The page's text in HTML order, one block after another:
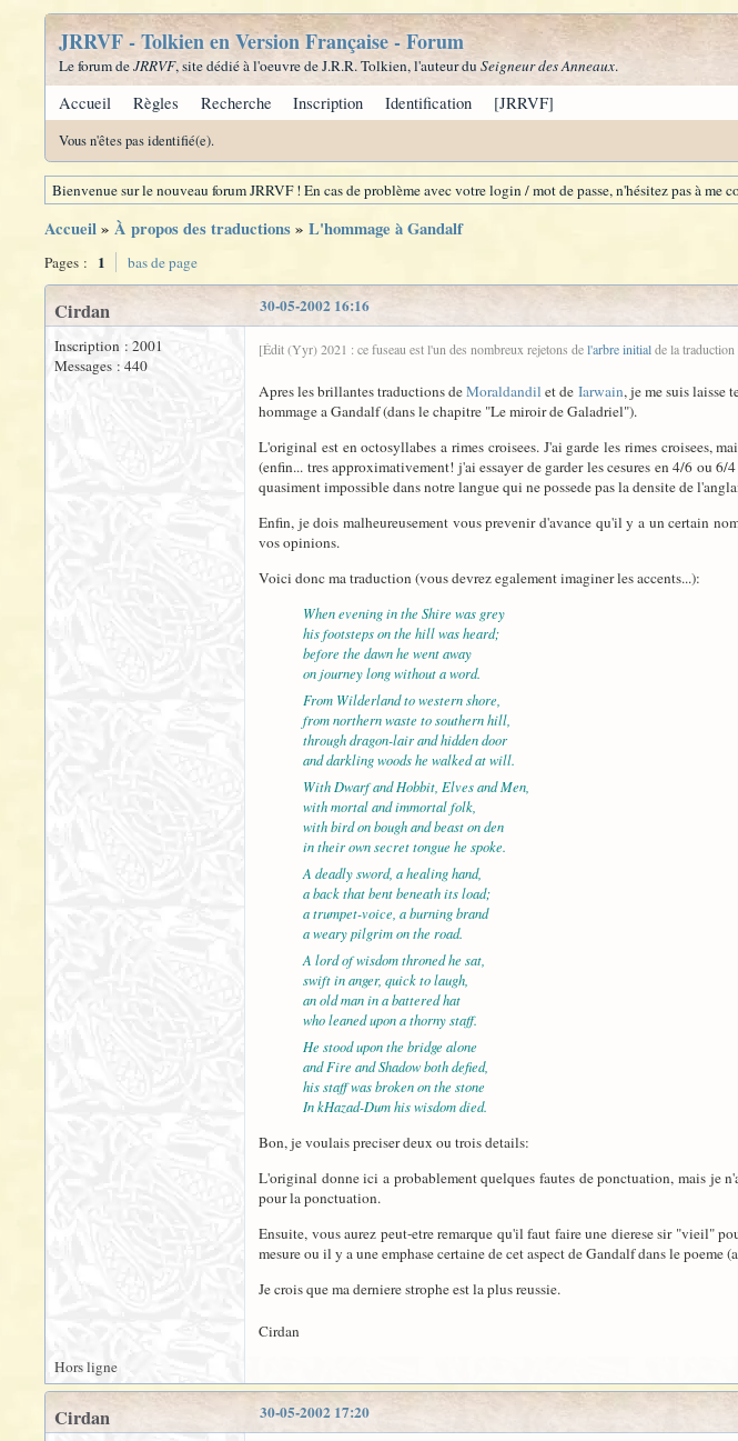
JRRVF - Tolkien en Version Française - Forum
Le forum deJRRVF, site dédié à l'oeuvre de J.R.R. Tolkien, l'auteur du Seigneur des Anneaux.
Accueil Règles Recherche Inscription Identification [JRRVF]
Vous n'êtes pas identifié(e).
Bienvenue sur le nouveau forum JRRVF ! En cas de problème avec votre login / mot de passe, n'hésitez pas à me
Accueil» À propos des traductions» L'hommage à Gandalf
Pages : 1 bas de page
30-05-2002 16:16
Cirdan
Inscription : 2001
Messages : 440
[Édit (Yyr) 2021 : ce fuseau est l'un des nombreux rejetons del'arbre initialde la traduction
Apres les brillantes traductions deMoraldandil et de Iarwain, je me suis laisse
hommage a Gandalf (dans le chapitre "Le miroir de Galadriel").
L'original est en octosyllabes a rimes croisees. J'ai garde les rimes croisees,
(enfin... tres approximativement! j'ai essayer de garder les cesures en 4/6 ou
quasiment impossible dans notre langue qui ne possede pas la densite de
Enfin, je dois malheureusement vous prevenir d'avance qu'il y a un certain
vos opinions.
Voici donc ma traduction (vous devrez egalement imaginer les accents...):
When evening in the Shire was grey
his footsteps on the hill was heard;
before the dawn he went away
on journey long without a word.
From Wilderland to western shore,
from northern waste to southern hill,
through dragon-lair and hidden door
and darkling woods he walked at will.
With Dwarf and Hobbit, Elves and Men,
with mortal and immortal folk,
with bird on bough and beast on den
in their own secret tongue he spoke.
A deadly sword, a healing hand,
a back that bent beneath its load;
a trumpet-voice, a burning brand
a weary pilgrim on the road.
A lord of wisdom throned he sat,
swift in anger, quick to laugh,
an old man in a battered hat
who leaned upon a thorny staff.
He stood upon the bridge alone
and Fire and Shadow both defied,
his staff was broken on the stone
In kHazad-Dum his wisdom died.
Bon, je voulais preciser deux ou trois details:
L'original donne ici a probablement quelques fautes de ponctuation, mais je
pour la ponctuation.
Ensuite, vous aurez peut-etre remarque qu'il faut faire une dierese sir "vieil"
mesure ou il y a une emphase certaine de cet aspect de Gandalf dans le
Je crois que ma derniere strophe est la plus reussie.
Cirdan
Hors ligne
30-05-2002 17:20
Cirdan